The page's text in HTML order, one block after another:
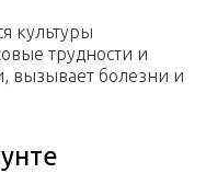
культуры
трудности и
вызывает болезни и